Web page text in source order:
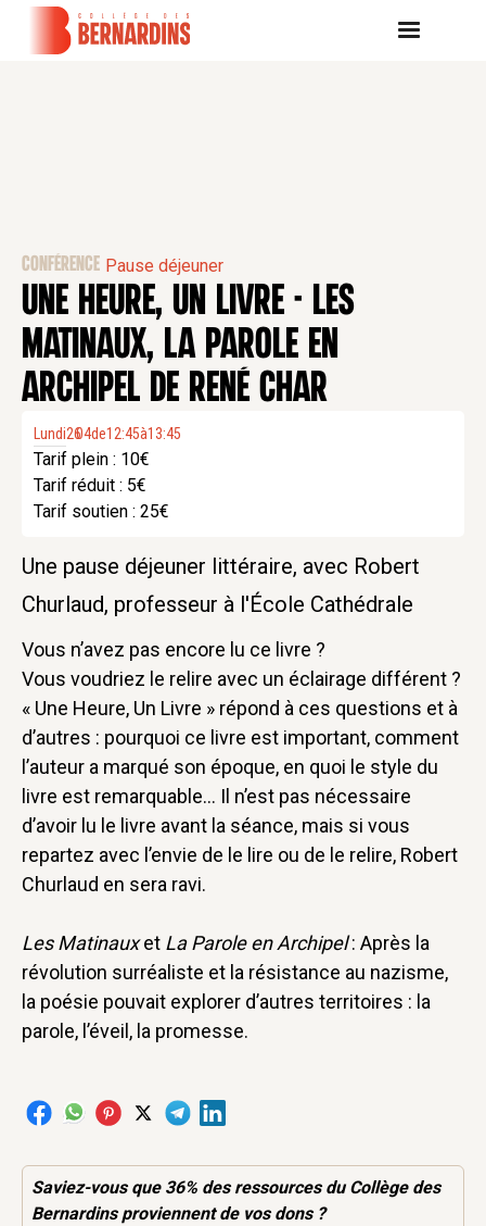
CONFÉRENCE Pause déjeuner
UNE HEURE, UN LIVRE - LES
MATINAUX, LA PAROLE EN
ARCHIPEL DE RENÉ CHAR
Lundi26
.
04de12:45à13:45
Tarif plein : 10€
Tarif réduit : 5€
Tarif soutien : 25€
Une pause déjeuner littéraire, avec Robert
Churlaud, professeur à l'École Cathédrale
Vous n’avez pas encore lu ce livre ?
Vous voudriez le relire avec un éclairage différent ?
« Une Heure, Un Livre » répond à ces questions et à
d’autres : pourquoi ce livre est important, comment
l’auteur a marqué son époque, en quoi le style du
livre est remarquable… Il n’est pas nécessaire
d’avoir lu le livre avant la séance, mais si vous
repartez avec l’envie de le lire ou de le relire, Robert
Churlaud en sera ravi.
Les Matinauxet La Parole en Archipel: Après la
révolution surréaliste et la résistance au nazisme,
la poésie pouvait explorer d’autres territoires : la
parole, l’éveil, la promesse.
Saviez-vous que 36% desressourcesdu Collège des
Bernardins proviennent de vos dons ?